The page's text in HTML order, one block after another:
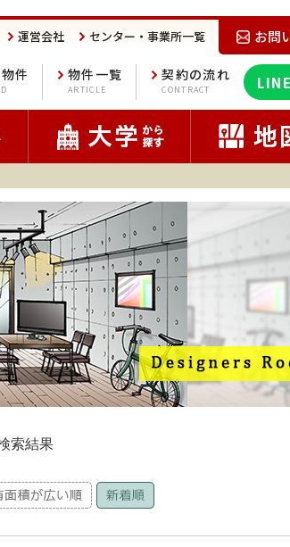
お問
センター・事業所一覧
運営会社
契約の流れ
CONTRACT
物件一覧
ARTICLE
件
索結果